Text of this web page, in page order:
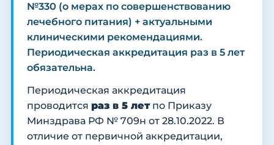
№330 (о мерах по совершенствованию
лечебного питания) + актуальными
клиническими рекомендациями.
Периодическая аккредитация раз в 5 лет
обязательна.
Периодическая аккредитация
проводится раз в 5 летпо Приказу
Минздрава РФ № 709н от 28.10.2022. В
отличие от первичной аккредитации,